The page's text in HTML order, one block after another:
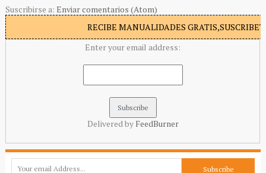
Suscribirse a: Enviar comentarios (Atom)
RECIBE MANUALIDADES
Enter your email address:
Delivered by FeedBurner